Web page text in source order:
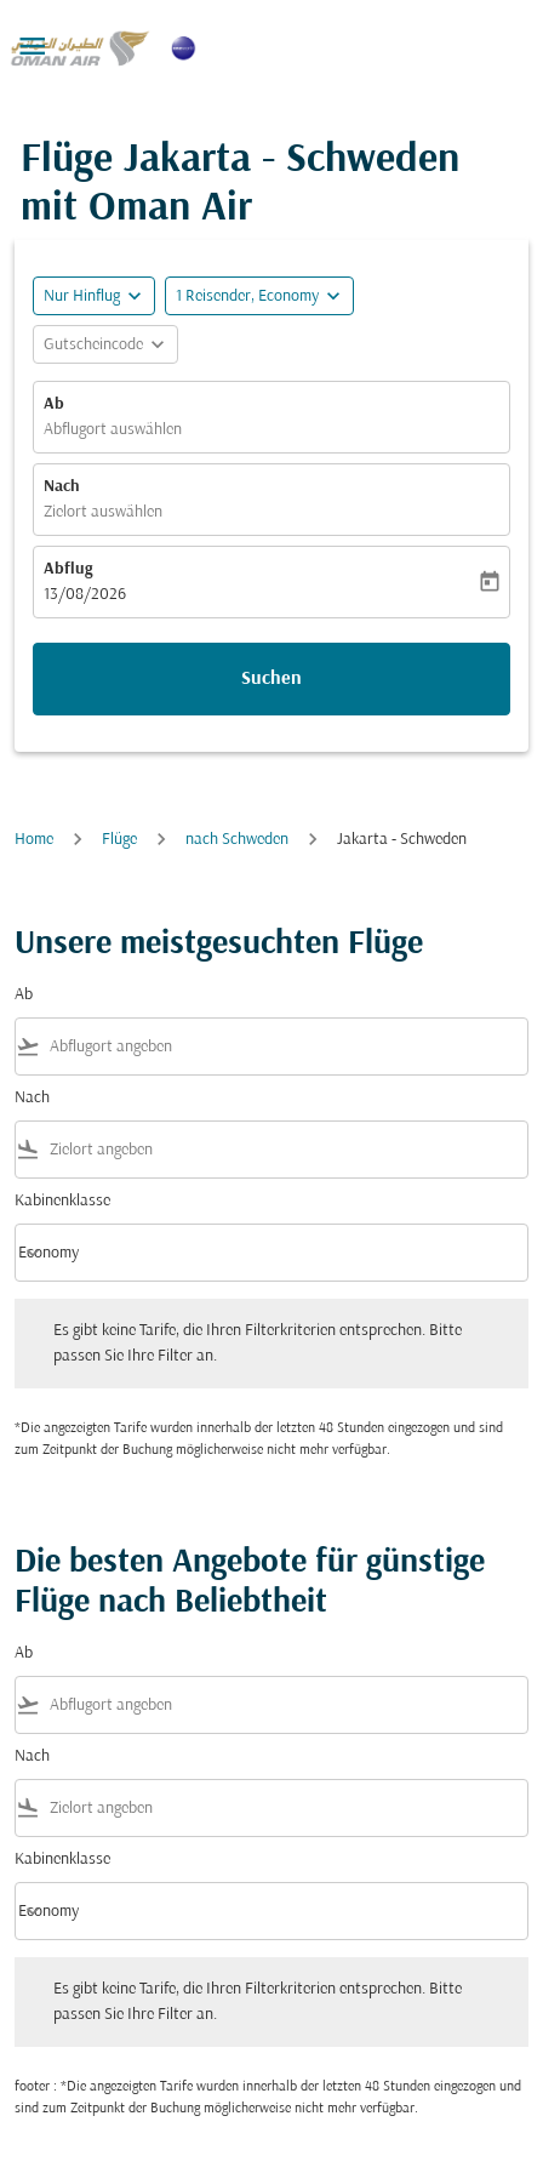

Flüge Jakarta - Schweden
mit Oman Air
Nur Hinflug expand_more 1 Reisender, Economy expand_more
Gutscheincode expand_more
Ab
Abflugort auswählen
Nach
Zielort auswählen
Abflug
fc-booking-departure-date-aria-label
13/08/2026
today
Suchen
Home Flüge nach Schweden Jakarta - Schweden
Unsere meistgesuchten Flüge
Ab
flight_takeoff
Nach
flight_land
Kabinenklasse
Kabinenklasse option Economy Selected
Economy
keyboard_arrow_down
Es gibt keine Tarife, die Ihren Filterkriterien entsprechen. Bitte
passen Sie Ihre Filter an.
*Die angezeigten Tarife wurden innerhalb der letzten 48 Stunden eingezogen und sind
zum Zeitpunkt der Buchung möglicherweise nicht mehr verfügbar.
Die besten Angebote für günstige
Flüge nach Beliebtheit
Ab
flight_takeoff
Nach
flight_land
Kabinenklasse
Kabinenklasse option Economy Selected
Economy
keyboard_arrow_down
Es gibt keine Tarife, die Ihren Filterkriterien entsprechen. Bitte
passen Sie Ihre Filter an.
footer : *Die angezeigten Tarife wurden innerhalb der letzten 48 Stunden eingezogen und
sind zum Zeitpunkt der Buchung möglicherweise nicht mehr verfügbar.